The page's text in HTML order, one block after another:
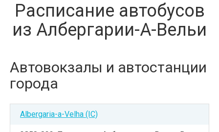
Расписание автобусов
из Албергарии-А-Вельи
Автовокзалы и автостанции
города
Albergaria-a-Velha (IC)